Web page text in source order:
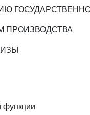
ПРОИЗВОДСТВА
функции